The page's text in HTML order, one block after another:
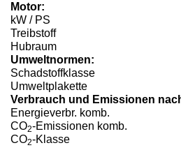
Motor:
kW / PS
Treibstoff
Hubraum
Umweltnormen:
Schadstoffklasse
Umweltplakette
Verbrauch und Emissionen
Energieverbr. komb.
CO2-Emissionen komb.
CO2-Klasse